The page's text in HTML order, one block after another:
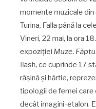
momente muzicale
Turina, Falla până la
Vineri, 22 mai, la ora
expoziției Muze.
Ilash, ce cuprinde 17
rășină și hărtie,
tipologii de femei care
decât imagini-etalon.